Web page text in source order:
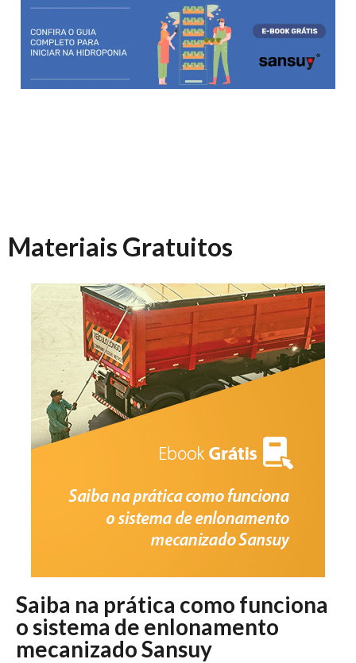
Materiais Gratuitos
Saiba na prática como funciona
o sistema de enlonamento
mecanizado Sansuy